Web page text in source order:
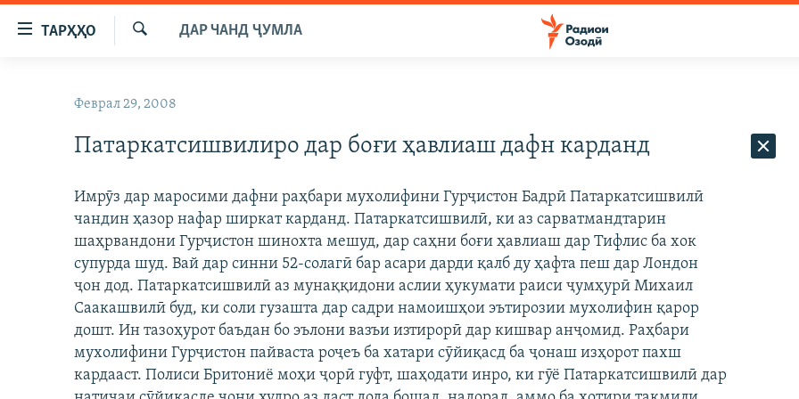
Пайвандҳои
дастрасӣ
ТАРҲҲО
ҚАЗИЯИ "КРОКУС"
ОСИЁИ МАРКАЗӢ
МЕҲМОНИ ОЗОДӢ
ВАРЗИШ
ГАПИ ОЗОД
РӮЗГОРИ МУҲОҶИР
ҶАНГ ДАР УКРАИНА
НАЗАРИ МАРДУМ
БЛОГИСТОН
ОЗОДӢ ОНЛАЙН
ЧАНДРАСОНАӢ
НИГОРИСТОН
РӮЙХАТҲО
КИТОБҲОИ ОЗОДӢ
ДАР ЧАНД ҶУМЛА
Феврал 29, 2008
Патаркатсишвилиро дар боғи ҳавлиаш дафн карданд
Имрӯз дар маросими дафни раҳбари мухолифини Гурҷистон Бадрӣ Патаркатсишвилӣ
чандин ҳазор нафар ширкат карданд. Патаркатсишвилӣ, ки аз сарватмандтарин
шаҳрвандони Гурҷистон шинохта мешуд, дар саҳни боғи ҳавлиаш дар Тифлис ба хок
супурда шуд. Вай дар синни 52-солагӣ бар асари дарди қалб ду ҳафта пеш дар Лондон
ҷон дод. Патаркатсишвилӣ аз мунаққидони аслии ҳукумати раиси ҷумҳурӣ Михаил
Саакашвилӣ буд, ки соли гузашта дар садри намоишҳои эътирозии мухолифин қарор
дошт. Ин тазоҳурот баъдан бо эълони вазъи изтирорӣ дар кишвар анҷомид. Раҳбари
мухолифини Гурҷистон пайваста роҷеъ ба хатари сӯйиқасд ба ҷонаш изҳорот пахш
кардааст. Полиси Бритониё моҳи ҷорӣ гуфт, шаҳодати инро, ки гӯё Патаркатсишвилӣ дар